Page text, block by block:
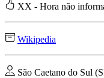
XX - Hora não
Wikipedia
São Caetano do Sul